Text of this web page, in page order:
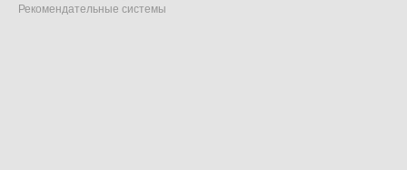
Рекомендательные системы